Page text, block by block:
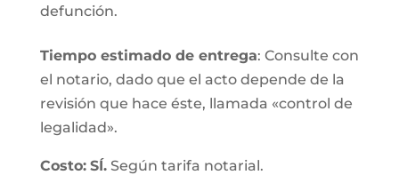
defunción.
Tiempo estimado de entrega: Consulte con
el notario, dado que el acto depende de la
revisión que hace éste, llamada «control de
legalidad».
Costo: SÍ.Según tarifa notarial.